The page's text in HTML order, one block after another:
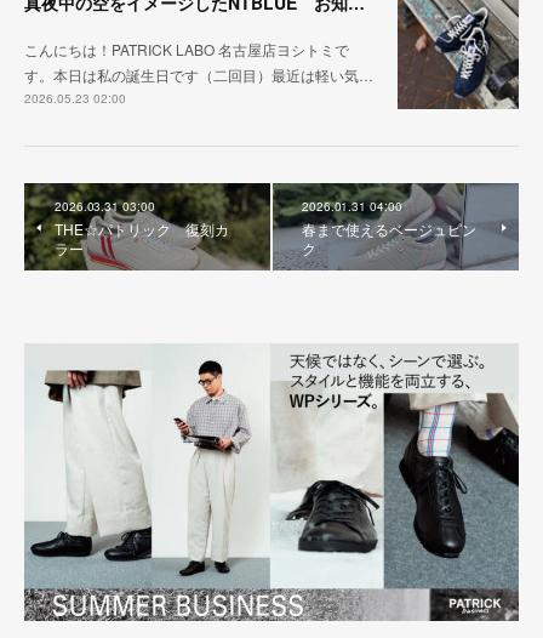
こんにちは！PATRICK LABO 名古屋店ヨシトミで
す。本日は私の誕生日です（二回目）最近は軽い気…
2026.05.23 02:00
2026.03.31 03:00
THE☆パトリック 復刻カ
ラー
2026.01.31 04:00
春まで使えるベージュピン
ク